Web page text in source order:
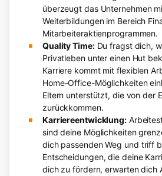
überzeugt das Unternehmen
Weiterbildungen im Bereich
Mitarbeiteraktienprogrammen.
Quality Time:Du fragst dich,
Privatleben unter einen Hut
Karriere kommt mit flexiblen
Home-Office-Möglichkeiten
Eltern unterstützt, die von der
zurückkommen.
Karriereentwicklung:
sind deine Möglichkeiten
dich passenden Weg und triff
Entscheidungen, die deine
dich zu fördern, erwarten dich